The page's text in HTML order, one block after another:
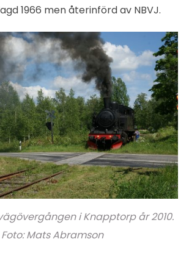
1966 men återinförd av NBVJ.
vägövergången i Knapptorp år 2010.
Foto: Mats Abramson